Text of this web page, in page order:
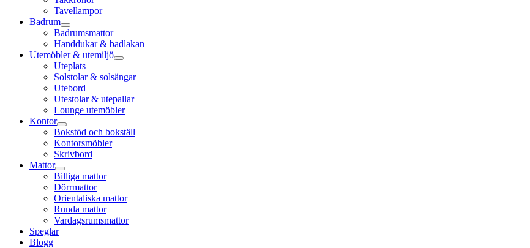
Tavellampor
Badrum
Badrumsmattor
Handdukar & badlakan
Utemöbler & utemiljö
Uteplats
Solstolar & solsängar
Utebord
Utestolar & utepallar
Lounge utemöbler
Kontor
Bokstöd och bokställ
Kontorsmöbler
Skrivbord
Mattor
Billiga mattor
Dörrmattor
Orientaliska mattor
Runda mattor
Vardagsrumsmattor
Speglar
Blogg